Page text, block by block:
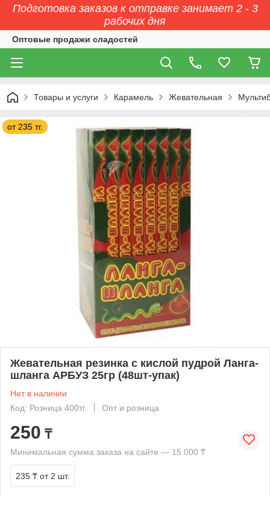
Подготовка заказов к отправке занимает 2 - 3
рабочих дня
Оптовые продажи сладостей
Товары и услуги Карамель Жевательная
от 235 тг.
Жевательная резинка с кислой пудрой Ланга-
шланга АРБУЗ 25гр (48шт-упак)
Нет в наличии
Код: Розница 400тг.
Опт и розница
250 ₸
Минимальная сумма заказа на сайте — 15 000 ₸
235 ₸ от 2 шт.